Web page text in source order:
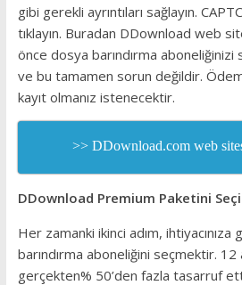
gibi gerekli ayrıntıları sağlayın.
tıklayın. Buradan DDownload web
önce dosya barındırma
ve bu tamamen sorun değildir.
kayıt olmanız istenecektir.
>> DDownload.com web
DDownload Premium Paketini
Her zamanki ikinci adım,
barındırma aboneliğini seçmektir. 12
gerçekten% 50’den fazla tasarruf